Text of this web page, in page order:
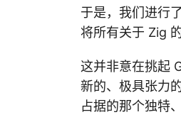
于是，我们进行
将所有关于 Zig
这并非意在挑起
新的、极具张力
占据的那个独特